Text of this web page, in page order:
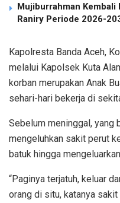
Mujiburrahman Kembali
Raniry Periode 2026-
Kapolresta Banda Aceh,
melalui Kapolsek Kuta
korban merupakan Anak
sehari-hari bekerja di
Sebelum meninggal, yang
mengeluhkan sakit perut
batuk hingga
“Paginya terjatuh, keluar
orang di situ, katanya